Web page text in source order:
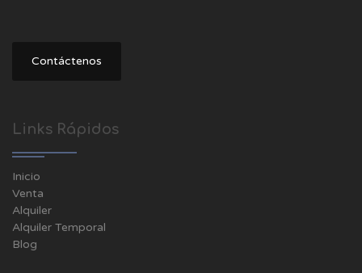
Contáctenos
Links Rápidos
Inicio
Venta
Alquiler
Alquiler Temporal
Blog